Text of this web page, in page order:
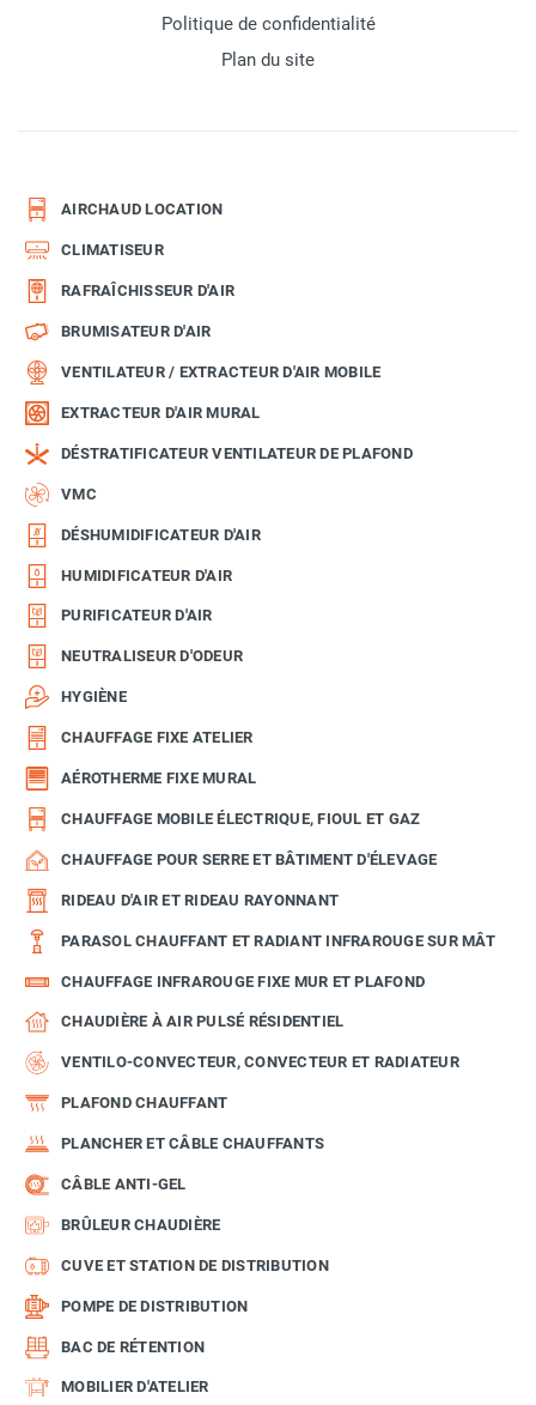
Politique de confidentialité
Plan du site
AIRCHAUD LOCATION
CLIMATISEUR
RAFRAÎCHISSEUR D'AIR
BRUMISATEUR D'AIR
VENTILATEUR / EXTRACTEUR D'AIR MOBILE
EXTRACTEUR D'AIR MURAL
DÉSTRATIFICATEUR VENTILATEUR DE PLAFOND
VMC
DÉSHUMIDIFICATEUR D'AIR
HUMIDIFICATEUR D'AIR
PURIFICATEUR D'AIR
NEUTRALISEUR D'ODEUR
HYGIÈNE
CHAUFFAGE FIXE ATELIER
AÉROTHERME FIXE MURAL
CHAUFFAGE MOBILE ÉLECTRIQUE, FIOUL ET GAZ
CHAUFFAGE POUR SERRE ET BÂTIMENT D'ÉLEVAGE
RIDEAU D'AIR ET RIDEAU RAYONNANT
PARASOL CHAUFFANT ET RADIANT INFRAROUGE SUR MÂT
CHAUFFAGE INFRAROUGE FIXE MUR ET PLAFOND
CHAUDIÈRE À AIR PULSÉ RÉSIDENTIEL
VENTILO-CONVECTEUR, CONVECTEUR ET RADIATEUR
PLAFOND CHAUFFANT
PLANCHER ET CÂBLE CHAUFFANTS
CÂBLE ANTI-GEL
BRÛLEUR CHAUDIÈRE
CUVE ET STATION DE DISTRIBUTION
POMPE DE DISTRIBUTION
BAC DE RÉTENTION
MOBILIER D'ATELIER